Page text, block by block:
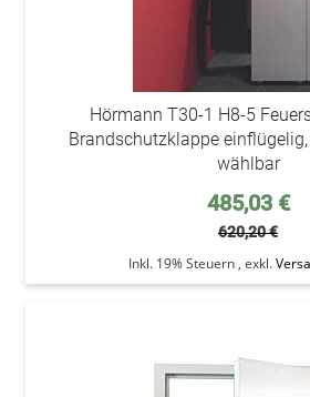
Hörmann T30-1 H8-5
Brandschutzklappe
wählbar
Sonderpreis
485,03 €
620,20 €
Inkl. 19% Steuern , exkl.